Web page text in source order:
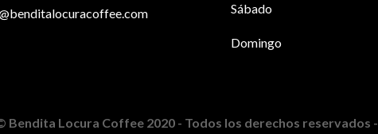
Sábado
Domingo
Bendita Locura Coffee 2020 - Todos los derechos reservados -